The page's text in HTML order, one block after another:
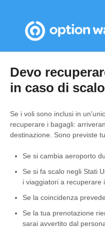
Devo
in caso di
Se i voli sono inclusi in
recuperare i bagagli:
destinazione. Sono previste
Se si cambia aeroporto
Se si fa scalo negli Stati
i viaggiatori a recuperare
Se la coincidenza
Se la tua prenotazione
sarai avvertito dal